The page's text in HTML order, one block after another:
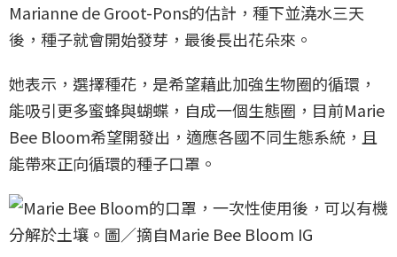
Marianne de Groot-Pons的估計，種下並澆水三天
後，種子就會開始發芽，最後長出花朵來。
她表示，選擇種花，是希望藉此加強生物圈的循環，
能吸引更多蜜蜂與蝴蝶，自成一個生態圈，目前Marie
Bee Bloom希望開發出，適應各國不同生態系統，且
能帶來正向循環的種子口罩。